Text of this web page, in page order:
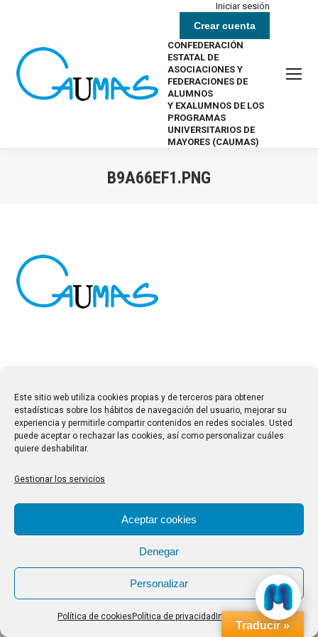
Este sitio web utiliza cookies propias y de terceros para obtener
estadísticas sobre los hábitos de navegación del usuario, mejorar su
experiencia y permitirle compartir contenidos en redes sociales. Usted
puede aceptar o rechazar las cookies, así como personalizar cuáles
quiere deshabilitar.
Gestionar los servicios
Aceptar cookies
Denegar
Personalizar
Política de cookies Política de privacidad Impressum
Iniciar sesión
Crear cuenta
CONFEDERACIÓN
ESTATAL DE
ASOCIACIONES Y
FEDERACIONES DE
ALUMNOS
Y EXALUMNOS DE LOS
PROGRAMAS
UNIVERSITARIOS DE
MAYORES (CAUMAS)
B9A66EF1.PNG
Traducir »